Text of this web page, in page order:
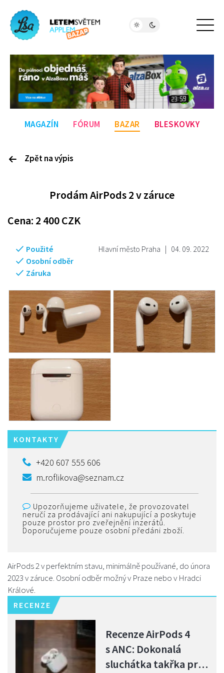
MAGAZÍN FÓRUM BAZAR BLESKOVKY
Zpět na výpis
ProdámAirPods 2 v záruce
Cena: 2 400CZK
Hlavní město Praha | 04. 09. 2022
Použité
Osobní odběr
Záruka
KONTAKTY
+420 607 555 606
m.roflikova@seznam.cz
Upozorňujeme uživatele, že provozovatel
neručí za prodávající ani nakupující a poskytuje
pouze prostor pro zveřejnění inzerátů.
Doporučujeme pouze osobní předáni zboží.
AirPods 2 v perfektním stavu, minimálně používané, do února
2023 v záruce. Osobní odběr možný v Praze nebo v Hradci
Králové.
RECENZE
Recenze AirPods 4
s ANC: Dokonalá
sluchátka takřka pro